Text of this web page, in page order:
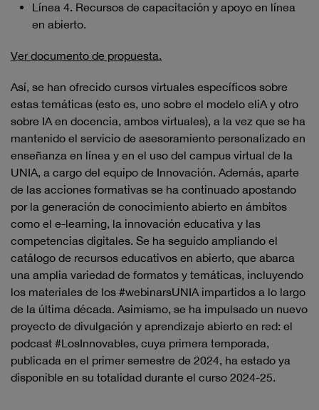
Línea 4. Recursos de capacitación y apoyo en línea
en abierto.
Ver documento de propuesta.
Así, se han ofrecido cursos virtuales específicos sobre
estas temáticas (esto es, uno sobre el modelo eliA y otro
sobre IA en docencia, ambos virtuales), a la vez que se ha
mantenido el servicio de asesoramiento personalizado en
enseñanza en línea y en el uso del campus virtual de la
UNIA, a cargo del equipo de Innovación. Además, aparte
de las acciones formativas se ha continuado apostando
por la generación de conocimiento abierto en ámbitos
como el e-learning, la innovación educativa y las
competencias digitales. Se ha seguido ampliando el
catálogo de recursos educativos en abierto, que abarca
una amplia variedad de formatos y temáticas, incluyendo
los materiales de los #webinarsUNIA impartidos a lo largo
de la última década. Asimismo, se ha impulsado un nuevo
proyecto de divulgación y aprendizaje abierto en red: el
podcast #LosInnovables, cuya primera temporada,
publicada en el primer semestre de 2024, ha estado ya
disponible en su totalidad durante el curso 2024-25.